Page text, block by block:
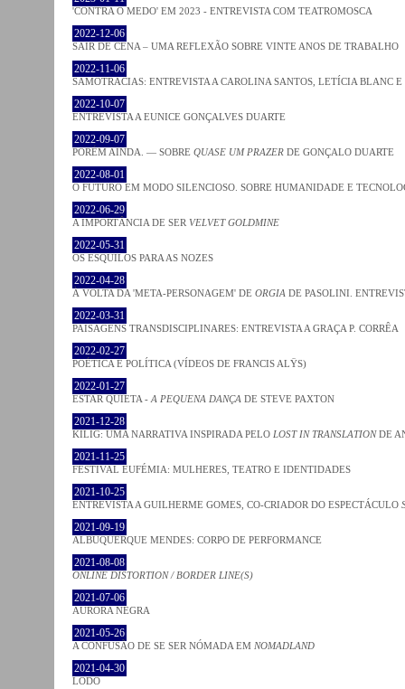
'CONTRA O MEDO' EM 2023 - ENTREVISTA COM TEATROMOSCA
2022-12-06
SAIR DE CENA – UMA REFLEXÃO SOBRE VINTE ANOS DE TRABALHO
2022-11-06
SAMOTRACIAS: ENTREVISTA A CAROLINA SANTOS, LETÍCIA BLANC
2022-10-07
ENTREVISTA A EUNICE GONÇALVES DUARTE
2022-09-07
PORÉM AINDA. — SOBRE QUASE UM PRAZER DE GONÇALO DUARTE
2022-08-01
O FUTURO EM MODO SILENCIOSO. SOBRE HUMANIDADE E
2022-06-29
A IMPORTÂNCIA DE SER VELVET GOLDMINE
2022-05-31
OS ESQUILOS PARA AS NOZES
2022-04-28
À VOLTA DA 'META-PERSONAGEM' DE ORGIA DE PASOLINI.
2022-03-31
PAISAGENS TRANSDISCIPLINARES: ENTREVISTA A GRAÇA P. CORRÊA
2022-02-27
POÉTICA E POLÍTICA (VÍDEOS DE FRANCIS ALŸS)
2022-01-27
ESTAR QUIETA - A PEQUENA DANÇA DE STEVE PAXTON
2021-12-28
KILIG: UMA NARRATIVA INSPIRADA PELO LOST IN TRANSLATIONDE
2021-11-25
FESTIVAL EUFÉMIA: MULHERES, TEATRO E IDENTIDADES
2021-10-25
ENTREVISTA A GUILHERME GOMES, CO-CRIADOR DO ESPECTÁCULO
2021-09-19
ALBUQUERQUE MENDES: CORPO DE PERFORMANCE
2021-08-08
ONLINE DISTORTION / BORDER LINE(S)
2021-07-06
AURORA NEGRA
2021-05-26
A CONFUSÃO DE SE SER NÓMADA EM NOMADLAND
2021-04-30
LODO